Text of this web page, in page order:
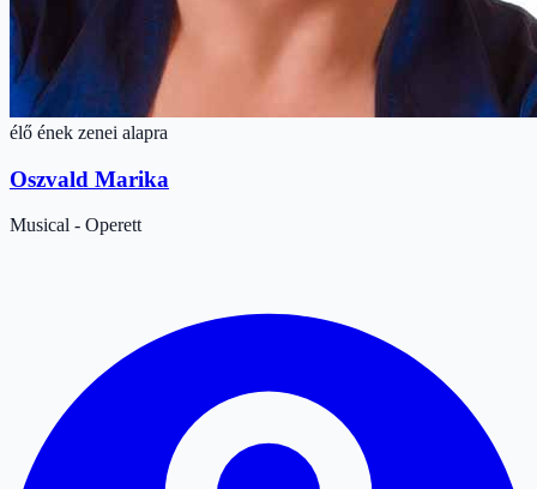
élő ének zenei alapra
Oszvald Marika
Musical - Operett